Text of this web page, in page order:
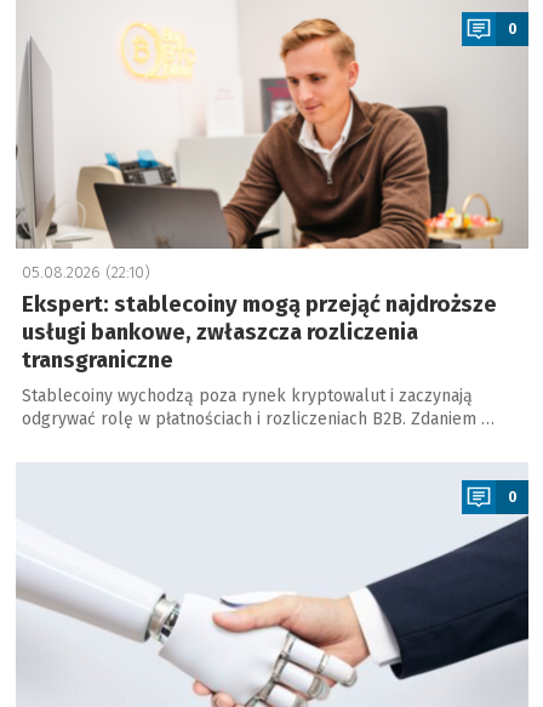
0
05.08.2026 (22:10)
Ekspert: stablecoiny mogą przejąć najdroższe
usługi bankowe, zwłaszcza rozliczenia
transgraniczne
Stablecoiny wychodzą poza rynek kryptowalut i zaczynają
odgrywać rolę w płatnościach i rozliczeniach B2B. Zdaniem …
a
0